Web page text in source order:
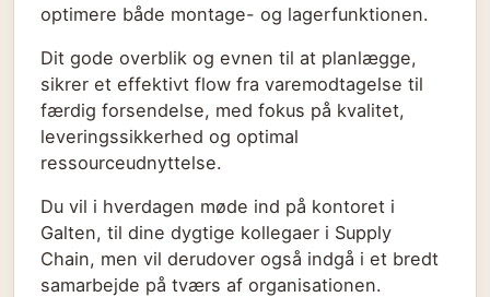
optimere både montage- og lagerfunktionen.
Dit gode overblik og evnen til at planlægge,
sikrer et effektivt flow fra varemodtagelse til
færdig forsendelse, med fokus på kvalitet,
leveringssikkerhed og optimal
ressourceudnyttelse.
Du vil i hverdagen møde ind på kontoret i
Galten, til dine dygtige kollegaer i Supply
Chain, men vil derudover også indgå i et bredt
samarbejde på tværs af organisationen.